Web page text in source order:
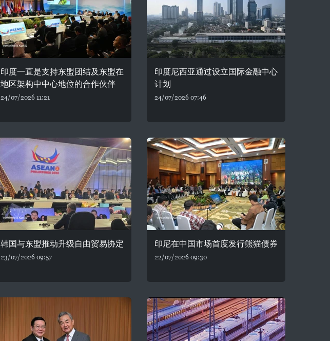
印度一直是支持东盟团结及东盟在
地区架构中中心地位的合作伙伴
24/07/2026 11:21
印度尼西亚通过设立国际金融中心
计划
24/07/2026 07:46
韩国与东盟推动升级自由贸易协定
23/07/2026 09:57
印尼在中国市场首度发行熊猫债券
22/07/2026 09:30